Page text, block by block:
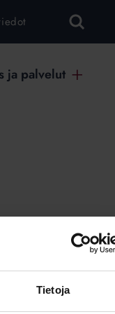
Tietoja
ja palvelut